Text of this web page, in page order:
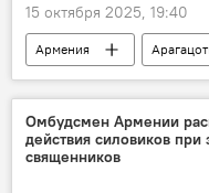
15 октября 2025, 19:40
Армения
епархия
Политика
Следственный комитет
Омбудсмен Армении
действия силовиков при
священников